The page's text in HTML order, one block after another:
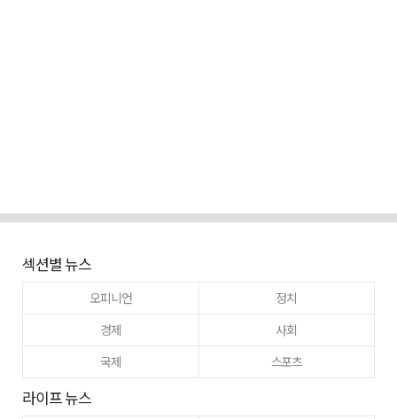
섹션별 뉴스
오피니언
정치
경제
사회
국제
스포츠
라이프 뉴스